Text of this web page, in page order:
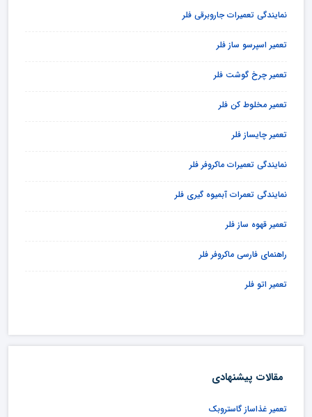
نمایندگی تعمیرات جاروبرقی فلر
تعمیر اسپرسو ساز فلر
تعمیر چرخ گوشت فلر
تعمیر مخلوط کن فلر
تعمیر چایساز فلر
نمایندگی تعمیرات ماکروفر فلر
نمایندگی تعمرات آبمیوه گیری فلر
تعمیر قهوه ساز فلر
راهنمای فارسی ماکروفر فلر
تعمیر اتو فلر
مقالات پیشنهادی
تعمیر غذاساز گاستروبک